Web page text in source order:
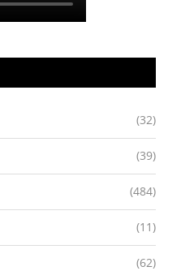
(32)
(39)
(484)
(11)
(62)